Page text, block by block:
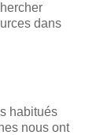
dans
habitués
nous ont